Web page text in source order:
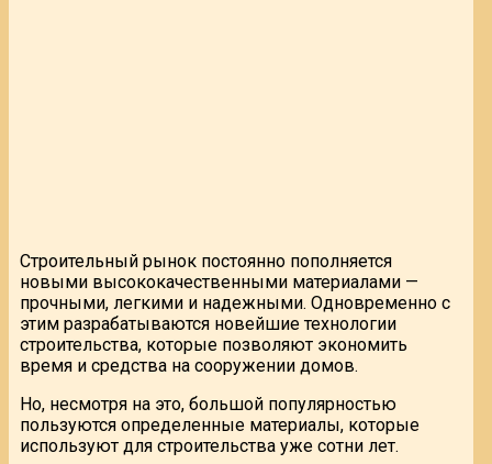
Строительный рынок постоянно пополняется
новыми высококачественными материалами —
прочными, легкими и надежными. Одновременно с
этим разрабатываются новейшие технологии
строительства, которые позволяют экономить
время и средства на сооружении домов.
Но, несмотря на это, большой популярностью
пользуются определенные материалы, которые
используют для строительства уже сотни лет.